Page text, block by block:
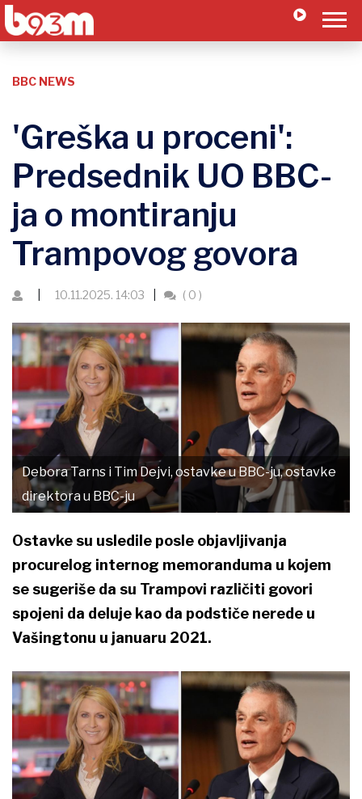
BBC NEWS
'Greška u proceni':
Predsednik UO BBC-
ja o montiranju
Trampovog govora
10.11.2025. 14:03 ( 0 )
Debora Tarns i Tim Dejvi, ostavke u BBC-ju, ostavke
direktora u BBC-ju
Ostavke su usledile posle objavljivanja
procurelog internog memoranduma u kojem
se sugeriše da su Trampovi različiti govori
spojeni da deluje kao da podstiče nerede u
Vašingtonu u januaru 2021.